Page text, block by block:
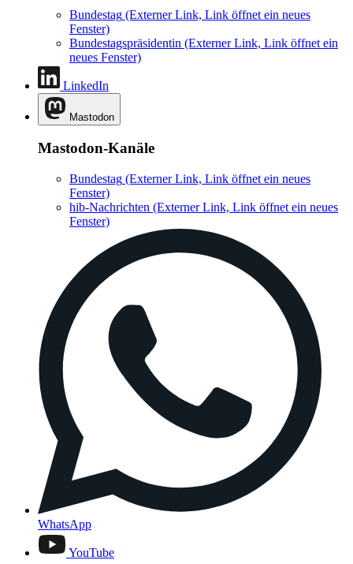
Bundestag (Externer Link, Link öffnet ein neues
Fenster)
Bundestagspräsidentin (Externer Link, Link öffnet ein
neues Fenster)
LinkedIn
Mastodon
Mastodon-Kanäle
Bundestag (Externer Link, Link öffnet ein neues
Fenster)
hib-Nachrichten (Externer Link, Link öffnet ein neues
Fenster)
WhatsApp
YouTube